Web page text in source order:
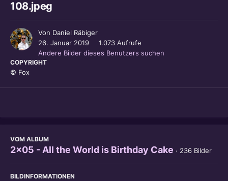
108.jpeg
Von Daniel Räbiger
26. Januar 2019
1.073 Aufrufe
Andere Bilder dieses Benutzers suchen
COPYRIGHT
© Fox
VOM ALBUM
2x05 - All the World is Birthday Cake · 236 Bilder
BILDINFORMATIONEN